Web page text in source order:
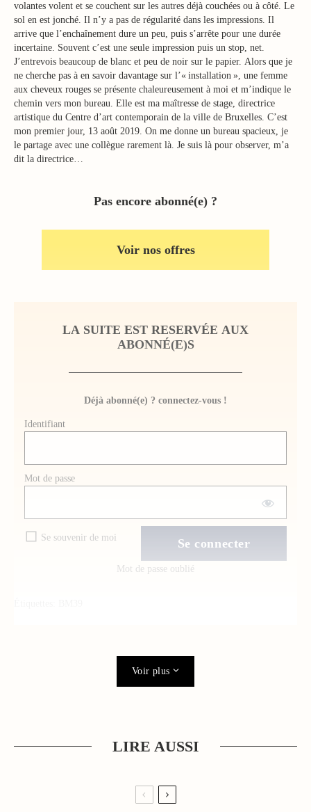
volantes volent et se couchent sur les autres déjà couchées ou à côté. Le
sol en est jonché. Il n’y a pas de régularité dans les impressions. Il
arrive que l’enchaînement dure un peu, puis s’arrête pour une durée
incertaine. Souvent c’est une seule impression puis un stop, net.
J’entrevois beaucoup de blanc et peu de noir sur le papier. Alors que je
ne cherche pas à en savoir davantage sur l’« installation », une femme
aux cheveux rouges se présente chaleureusement à moi et m’indique le
chemin vers mon bureau. Elle est ma maîtresse de stage, directrice
artistique du Centre d’art contemporain de la ville de Bruxelles. C’est
mon premier jour, 13 août 2019. On me donne un bureau spacieux, je
le partage avec une collègue rarement là. Je suis là pour observer, m’a
dit la directrice…
Pas encore abonné(e) ?
Voir nos offres
LA SUITE EST RESERVÉE AUX
ABONNÉ(E)S
Déjà abonné(e) ? connectez-vous !
Identifiant
Mot de passe
Se souvenir de moi
Mot de passe oublié
Voir plus
LIRE AUSSI